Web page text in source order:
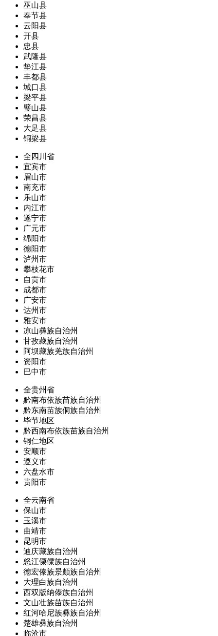
巫山县
奉节县
云阳县
开县
忠县
武隆县
垫江县
丰都县
城口县
梁平县
璧山县
荣昌县
大足县
铜梁县
全四川省
宜宾市
眉山市
南充市
乐山市
内江市
遂宁市
广元市
绵阳市
德阳市
泸州市
攀枝花市
自贡市
成都市
广安市
达州市
雅安市
凉山彝族自治州
甘孜藏族自治州
阿坝藏族羌族自治州
资阳市
巴中市
全贵州省
黔南布依族苗族自治州
黔东南苗族侗族自治州
毕节地区
黔西南布依族苗族自治州
铜仁地区
安顺市
遵义市
六盘水市
贵阳市
全云南省
保山市
玉溪市
曲靖市
昆明市
迪庆藏族自治州
怒江傈僳族自治州
德宏傣族景颇族自治州
大理白族自治州
西双版纳傣族自治州
文山壮族苗族自治州
红河哈尼族彝族自治州
楚雄彝族自治州
临沧市